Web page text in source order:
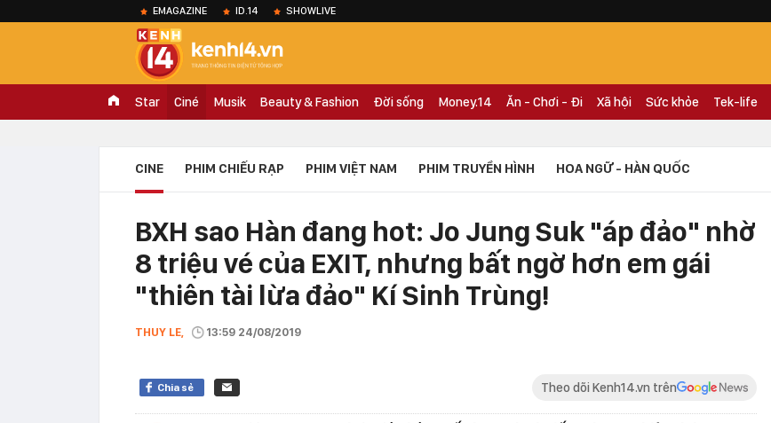
EMAGAZINE ID.14 SHOWLIVE
Star Ciné Musik Beauty & Fashion Đời sống Money.14 Ăn - Chơi - Đi Xã hội Sức khỏe Tek-life
CINE PHIM CHIẾU RẠP PHIM VIỆT NAM PHIM TRUYỀN HÌNH HOA NGỮ - HÀN QUỐC
BXH sao Hàn đang hot: Jo Jung Suk "áp đảo" nhờ
8 triệu vé của EXIT, nhưng bất ngờ hơn em gái
"thiên tài lừa đảo" Kí Sinh Trùng!
THUY LE, 13:59 24/08/2019
Chia sẻ Theo dõi Kenh14.vn trên